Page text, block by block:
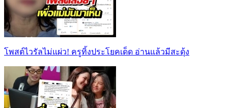
โพสต์ไวรัลไม่แผ่ว! ครูทิ้งประโยคเด็ด อ่านแล้วมีสะดุ้ง